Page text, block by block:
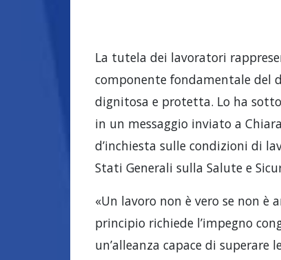
La tutela dei lavoratori
componente fondamentale del
dignitosa e protetta. Lo ha
in un messaggio inviato a
d’inchiesta sulle condizioni di
Stati Generali sulla Salute e
«Un lavoro non è vero se non è
principio richiede l’impegno
un’alleanza capace di